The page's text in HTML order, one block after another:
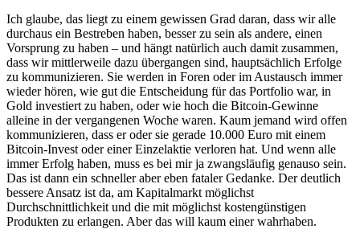
Ich glaube, das liegt zu einem gewissen Grad daran, dass wir alle
durchaus ein Bestreben haben, besser zu sein als andere, einen
Vorsprung zu haben – und hängt natürlich auch damit zusammen,
dass wir mittlerweile dazu übergangen sind, hauptsächlich Erfolge
zu kommunizieren. Sie werden in Foren oder im Austausch immer
wieder hören, wie gut die Entscheidung für das Portfolio war, in
Gold investiert zu haben, oder wie hoch die Bitcoin-Gewinne
alleine in der vergangenen Woche waren. Kaum jemand wird offen
kommunizieren, dass er oder sie gerade 10.000 Euro mit einem
Bitcoin-Invest oder einer Einzelaktie verloren hat. Und wenn alle
immer Erfolg haben, muss es bei mir ja zwangsläufig genauso sein.
Das ist dann ein schneller aber eben fataler Gedanke. Der deutlich
bessere Ansatz ist da, am Kapitalmarkt möglichst
Durchschnittlichkeit und die mit möglichst kostengünstigen
Produkten zu erlangen. Aber das will kaum einer wahrhaben.